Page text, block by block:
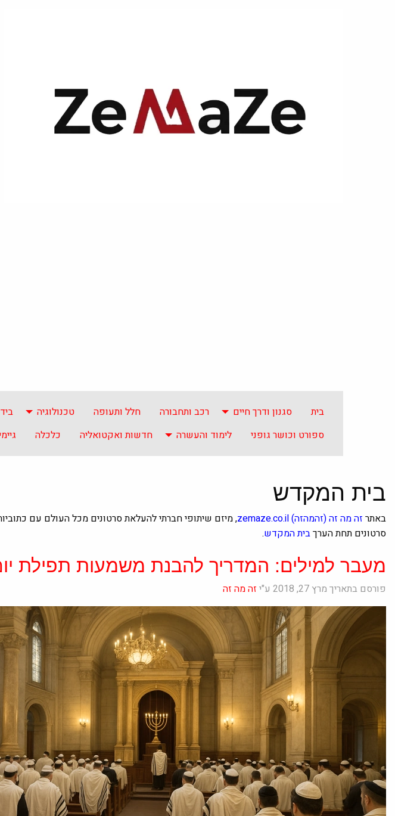
בית סגנון ודרך חיים רכב ותחבורה חלל ותעופה טכנולוגיה
ספורט וכושר גופני
לימוד והעשרה חדשות ואקטואליה כלכלה
בית המקדש
באתר זה מה זה(זהמהזה)zemaze.co.il, מיזם שיתופי חברתי להעלאת סרטונים מכל העולם עם
סרטונים תחת הערךבית המקדש.
מעבר למילים: המדריך להבנת משמעות תפילת
פורסם בתאריך מרץ 27, 2018 ע"י זה מה זה